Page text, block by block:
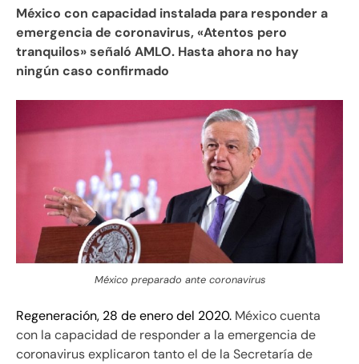
México con capacidad instalada para responder a
emergencia de coronavirus, «Atentos pero
tranquilos» señaló AMLO. Hasta ahora no hay
ningún caso confirmado
México preparado ante coronavirus
Regeneración, 28 de enero del 2020. México cuenta
con la capacidad de responder a la emergencia de
coronavirus explicaron tanto el de la Secretaría de